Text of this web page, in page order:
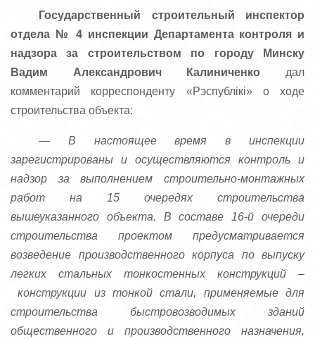
Государственный строительный инспектор
отдела № 4 инспекции Департамента контроля и
надзора за строительством по городу Минску
Вадим Александрович Калиниченко дал
комментарий корреспонденту «Рэспублікі» о ходе
строительства объекта:
— В настоящее время в инспекции
зарегистрированы и осуществляются контроль и
надзор за выполнением строительно-монтажных
работ на 15 очередях строительства
вышеуказанного объекта. В составе 16-й очереди
строительства проектом предусматривается
возведение производственного корпуса по выпуску
легких стальных тонкостенных конструкций –
конструкции из тонкой стали, применяемые для
строительства быстровозводимых зданий
общественного и производственного назначения,